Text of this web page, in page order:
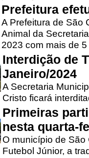
Prefeitura
A Prefeitura de São
Animal da
2023 com mais de 5
Interdição de
Janeiro/2024
A Secretaria
Cristo ficará
Primeiras
nesta quarta-
O município de
Futebol Júnior, a